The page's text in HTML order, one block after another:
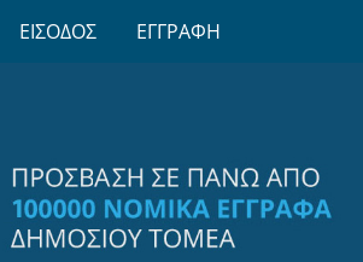
ΕΙΣΟΔΟΣ ΕΓΓΡΑΦΗ